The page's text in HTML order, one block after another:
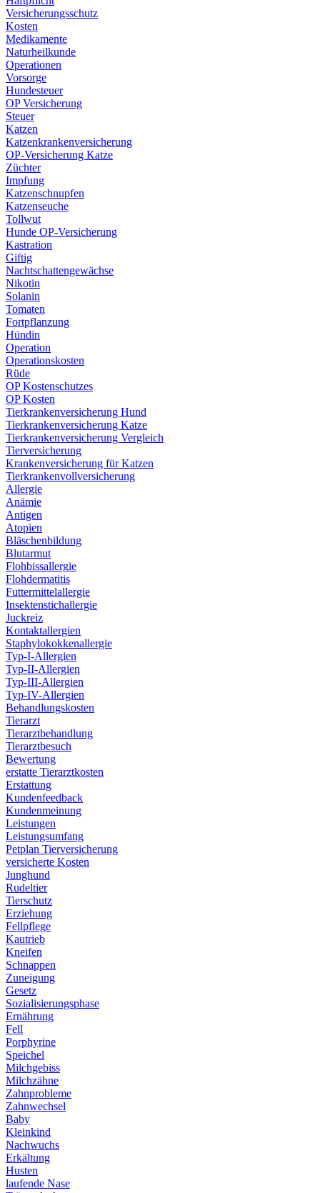
Versicherungsschutz
Kosten
Medikamente
Naturheilkunde
Operationen
Vorsorge
Hundesteuer
OP Versicherung
Steuer
Katzen
Katzenkrankenversicherung
OP-Versicherung Katze
Züchter
Impfung
Katzenschnupfen
Katzenseuche
Tollwut
Hunde OP-Versicherung
Kastration
Giftig
Nachtschattengewächse
Nikotin
Solanin
Tomaten
Fortpflanzung
Hündin
Operation
Operationskosten
Rüde
OP Kostenschutzes
OP Kosten
Tierkrankenversicherung Hund
Tierkrankenversicherung Katze
Tierkrankenversicherung Vergleich
Tierversicherung
Krankenversicherung für Katzen
Tierkrankenvollversicherung
Allergie
Anämie
Antigen
Atopien
Bläschenbildung
Blutarmut
Flohbissallergie
Flohdermatitis
Futtermittelallergie
Insektenstichallergie
Juckreiz
Kontaktallergien
Staphylokokkenallergie
Typ-I-Allergien
Typ-II-Allergien
Typ-III-Allergien
Typ-IV-Allergien
Behandlungskosten
Tierarzt
Tierarztbehandlung
Tierarztbesuch
Bewertung
erstatte Tierarztkosten
Erstattung
Kundenfeedback
Kundenmeinung
Leistungen
Leistungsumfang
Petplan Tierversicherung
versicherte Kosten
Junghund
Rudeltier
Tierschutz
Erziehung
Fellpflege
Kautrieb
Kneifen
Schnappen
Zuneigung
Gesetz
Sozialisierungsphase
Ernährung
Fell
Porphyrine
Speichel
Milchgebiss
Milchzähne
Zahnprobleme
Zahnwechsel
Baby
Kleinkind
Nachwuchs
Erkältung
Husten
laufende Nase